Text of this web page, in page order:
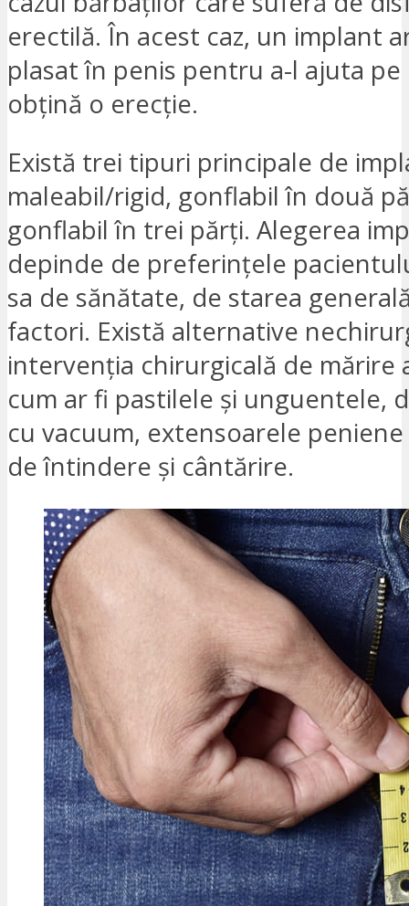
erectilă. În acest caz, un implant
plasat în penis pentru a-l ajuta pe
obțină o erecție.
Există trei tipuri principale de
maleabil/rigid, gonflabil în două
gonflabil în trei părți. Alegerea
depinde de preferințele
sa de sănătate, de starea
factori. Există alternative
intervenția chirurgicală de mărire
cum ar fi pastilele și unguentele,
cu vacuum, extensoarele
de întindere și cântărire.